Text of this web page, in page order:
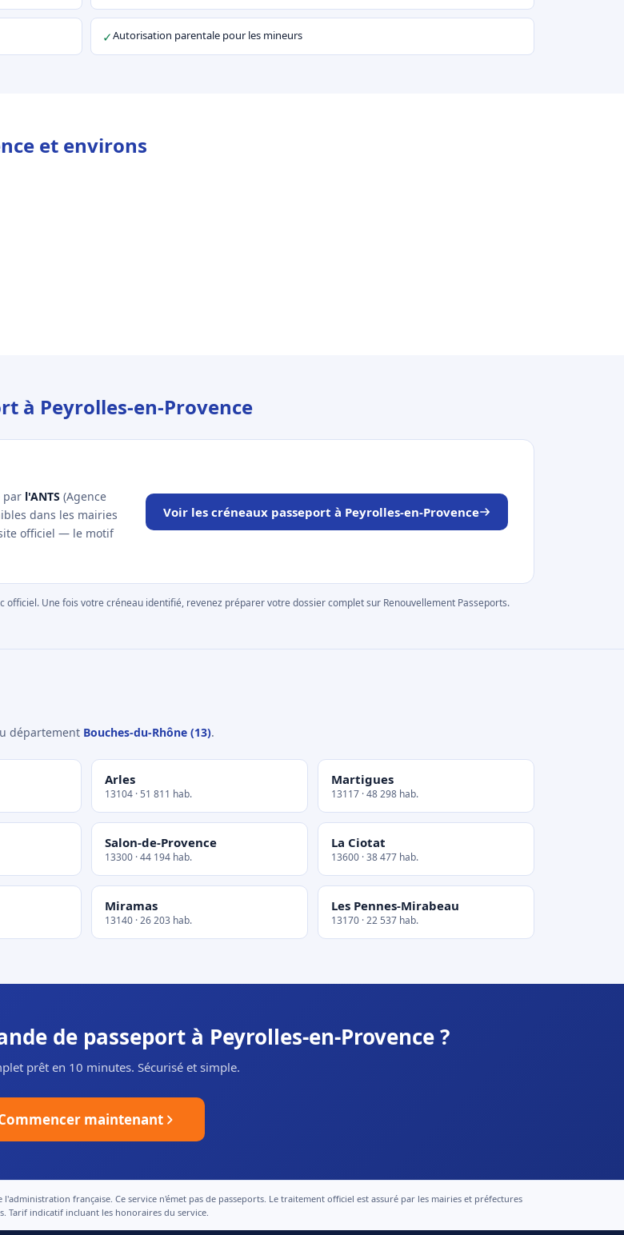
✓Autorisation parentale pour les mineurs
et environs
à Peyrolles-en-Provence
par l'ANTS (Agence
dans les mairies
officiel — le motif
Voir les créneaux passeport à Peyrolles-en-Provence
officiel. Une fois votre créneau identifié, revenez préparer votre dossier complet sur Renouvellement Passeports.
département Bouches-du-Rhône (13).
Arles
13104 · 51 811 hab.
Martigues
13117 · 48 298 hab.
Salon-de-Provence
13300 · 44 194 hab.
La Ciotat
13600 · 38 477 hab.
Miramas
13140 · 26 203 hab.
Les Pennes-Mirabeau
13170 · 22 537 hab.
de passeport à Peyrolles-en-Provence ?
prêt en 10 minutes. Sécurisé et simple.
maintenant
française. Ce service n'émet pas de passeports. Le traitement officiel est assuré par les mairies et préfectures
Tarif indicatif incluant les honoraires du service.